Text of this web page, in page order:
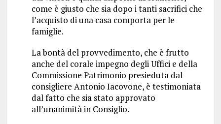
come è giusto che sia dopo i tanti sacrifici che
l’acquisto di una casa comporta per le
famiglie.
La bontà del provvedimento, che è frutto
anche del corale impegno degli Uffici e della
Commissione Patrimonio presieduta dal
consigliere Antonio Iacovone, è testimoniata
dal fatto che sia stato approvato
all’unanimità in Consiglio.